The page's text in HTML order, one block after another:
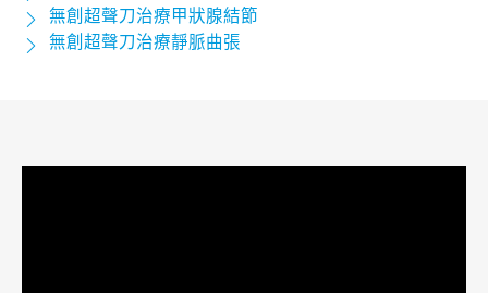
無創超聲刀治療甲狀腺結節
無創超聲刀治療靜脈曲張